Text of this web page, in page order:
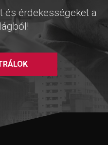
és érdekességeket a